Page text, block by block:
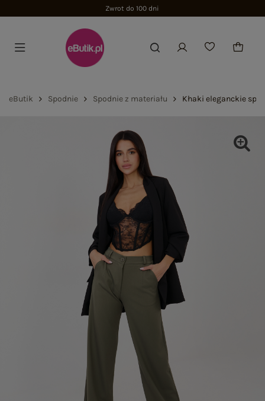
Zwrot do 100 dni
eButik Spodnie Spodnie z materiału Khaki eleganckie